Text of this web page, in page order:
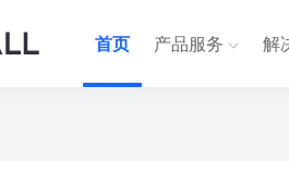
首页 产品服务 解